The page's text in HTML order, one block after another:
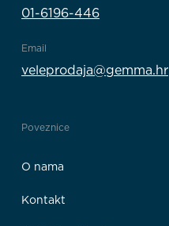
01-6196-446
Email
veleprodaja@gemma.hr
Poveznice
O nama
Kontakt